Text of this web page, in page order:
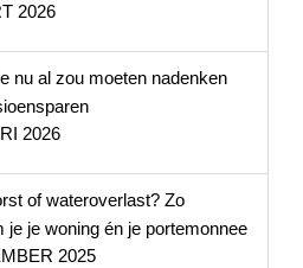
2026
nu al zou moeten nadenken
2026
of wateroverlast? Zo
je je woning én je portemonnee
2025